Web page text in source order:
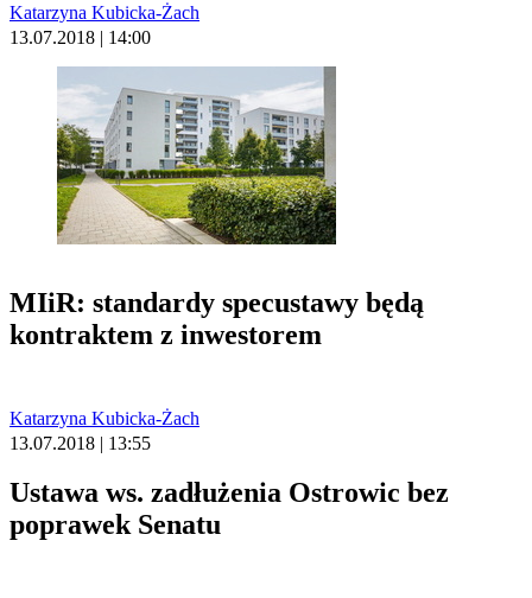
Katarzyna Kubicka-Żach
13.07.2018 | 14:00
MIiR: standardy specustawy będą
kontraktem z inwestorem
Katarzyna Kubicka-Żach
13.07.2018 | 13:55
Ustawa ws. zadłużenia Ostrowic bez
poprawek Senatu